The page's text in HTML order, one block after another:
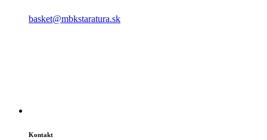
basket@mbkstaratura.sk
Kontakt